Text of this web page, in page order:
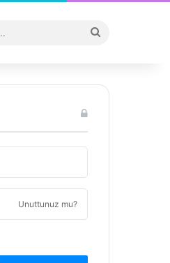
...
Unuttunuz mu?